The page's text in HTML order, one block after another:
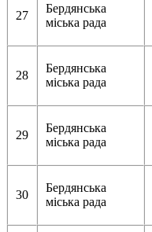
27
Бердянська
міська рада
28
Бердянська
міська рада
29
Бердянська
міська рада
30
Бердянська
міська рада